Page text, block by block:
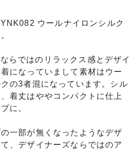
ウールナイロンシルク
らではのリラックス感とデザイ
になっていまして素材はウー
の3者混になっています。シル
着丈はややコンパクトに仕上
に。
一部が無くなったようなデザ
、デザイナーズならではのア